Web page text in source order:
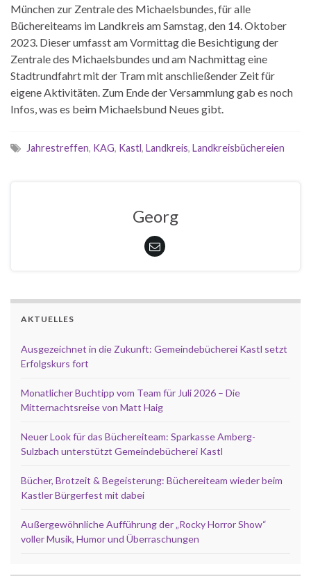
München zur Zentrale des Michaelsbundes, für alle
Büchereiteams im Landkreis am Samstag, den 14. Oktober
2023. Dieser umfasst am Vormittag die Besichtigung der
Zentrale des Michaelsbundes und am Nachmittag eine
Stadtrundfahrt mit der Tram mit anschließender Zeit für
eigene Aktivitäten. Zum Ende der Versammlung gab es noch
Infos, was es beim Michaelsbund Neues gibt.
Jahrestreffen, KAG, Kastl, Landkreis, Landkreisbüchereien
Georg
AKTUELLES
Ausgezeichnet in die Zukunft: Gemeindebücherei Kastl setzt
Erfolgskurs fort
Monatlicher Buchtipp vom Team für Juli 2026 – Die
Mitternachtsreise von Matt Haig
Neuer Look für das Büchereiteam: Sparkasse Amberg-
Sulzbach unterstützt Gemeindebücherei Kastl
Bücher, Brotzeit & Begeisterung: Büchereiteam wieder beim
Kastler Bürgerfest mit dabei
Außergewöhnliche Aufführung der „Rocky Horror Show“
voller Musik, Humor und Überraschungen